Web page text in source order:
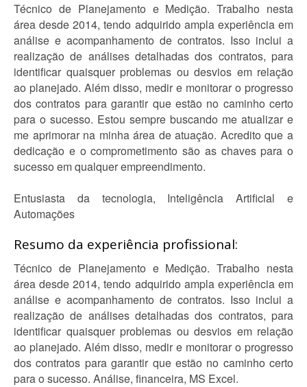
Técnico de Planejamento e Medição. Trabalho nesta
área desde 2014, tendo adquirido ampla experiência em
análise e acompanhamento de contratos. Isso inclui a
realização de análises detalhadas dos contratos, para
identificar quaisquer problemas ou desvios em relação
ao planejado. Além disso, medir e monitorar o progresso
dos contratos para garantir que estão no caminho certo
para o sucesso. Estou sempre buscando me atualizar e
me aprimorar na minha área de atuação. Acredito que a
dedicação e o comprometimento são as chaves para o
sucesso em qualquer empreendimento.
Entusiasta da tecnologia, Inteligência Artificial e
Automações
Resumo da experiência profissional:
Técnico de Planejamento e Medição. Trabalho nesta
área desde 2014, tendo adquirido ampla experiência em
análise e acompanhamento de contratos. Isso inclui a
realização de análises detalhadas dos contratos, para
identificar quaisquer problemas ou desvios em relação
ao planejado. Além disso, medir e monitorar o progresso
dos contratos para garantir que estão no caminho certo
para o sucesso. Análise, financeira, MS Excel.